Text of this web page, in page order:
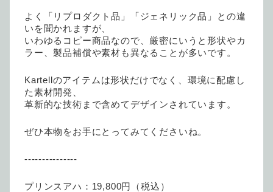
よく「リプロダクト品」「ジェネリック品」との違
いを聞かれますが、
いわゆるコピー商品なので、厳密にいうと形状やカ
ラー、製品補償や素材も異なることが多いです。
Kartellのアイテムは形状だけでなく、環境に配慮し
た素材開発、
革新的な技術まで含めてデザインされています。
ぜひ本物をお手にとってみてくださいね。
---------------
プリンスアハ：19,800円（税込）